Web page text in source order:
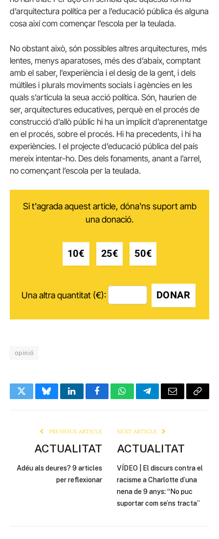
d’arquitectura política per a l’educació pública és alguna
cosa així com començar l’escola per la teulada.
No obstant això, són possibles altres arquitectures, més
lentes, menys aparatoses, més des d’abaix, comptant
amb el saber, l’experiència i el desig de la gent, i dels
múltiles i plurals moviments socials i agències en les
quals s’articula la seua acció política. Són, haurien de
ser, arquitectures educatives, perquè en el procés de
construcció d’allò públic hi ha un implícit d’aprenentatge
en el procés, sobre el procés. Hi ha precedents, i hi ha
experiències. I el projecte d’educació pública del país
mereix intentar-ho. Des dels fonaments, anant a l’arrel,
no començant l’escola per la teulada.
Si t'agrada aquest article, dóna'ns suport amb
una donació.
10€ 25€ 50€
Una altra quantitat (€): DONAR
opinió
TwitterBlueskyLinkedInFacebookWhatsAppTelegramEmail Copy
PREVIOUS ARTICLE
ACTUALITAT
Adéu als deures? 9 articles
per reflexionar
NEXT ARTICLE
ACTUALITAT
VÍDEO | El discurs contra el
racisme a Charlotte d’una
nena de 9 anys: “No puc
suportar com se’ns tracta”